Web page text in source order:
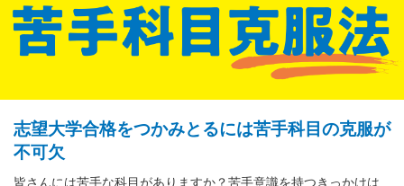
志望大学合格をつかみとるには苦手科目の克服が
不可欠
皆さんには苦手な科目がありますか？苦手意識を持つきっかけは